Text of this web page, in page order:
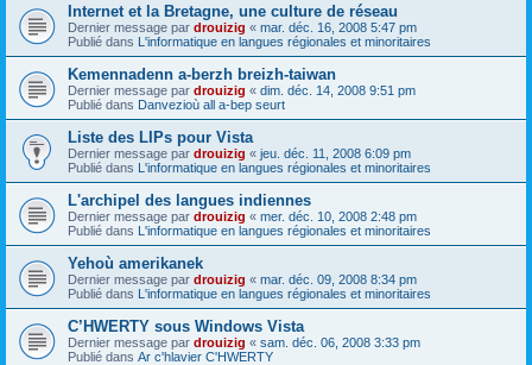
Internet et la Bretagne, une culture de réseau
Dernier message par drouizig « mar. déc. 16, 2008 5:47 pm
Publié dans L'informatique en langues régionales et minoritaires
Kemennadenn a-berzh breizh-taiwan
Dernier message par drouizig « dim. déc. 14, 2008 9:51 pm
Publié dans Danvezioù all a-bep seurt
Liste des LIPs pour Vista
Dernier message par drouizig « jeu. déc. 11, 2008 6:09 pm
Publié dans L'informatique en langues régionales et minoritaires
L'archipel des langues indiennes
Dernier message par drouizig « mer. déc. 10, 2008 2:48 pm
Publié dans L'informatique en langues régionales et minoritaires
Yehoù amerikanek
Dernier message par drouizig « mar. déc. 09, 2008 8:34 pm
Publié dans L'informatique en langues régionales et minoritaires
C’HWERTY sous Windows Vista
Dernier message par drouizig « sam. déc. 06, 2008 3:33 pm
Publié dans Ar c'hlavier C'HWERTY